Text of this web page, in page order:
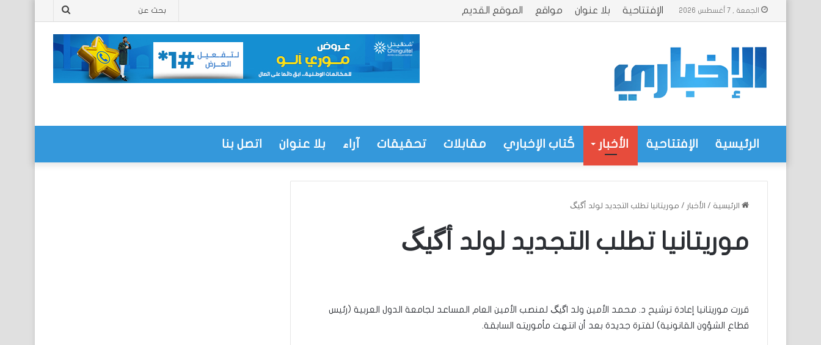
الجمعة , 7 أغسطس 2026 الإفتتاحية بلا عنوان مواقع الموقع القديم بحث
الرئيسية الإفتتاحية الأخبار كُتاب الإخباري مقابلات تحقيقات آراء بلا عنوان اتصل بنا
الرئيسية / الأخبار / موريتانيا تطلب التجديد لولد أگيگ
موريتانيا تطلب التجديد لولد أگيگ
قررت موريتانيا إعادة ترشيح د. محمد الأمين ولد اگيگ لمنصب الأمين العام المساعد لجامعة الدول العربية (رئيس
قطاع الشؤون القانونية) لفترة جديدة بعد أن انتهت مأموريته السابقة.